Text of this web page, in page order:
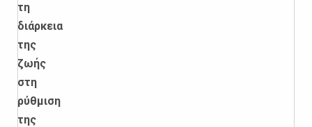
τη
διάρκεια
της
ζωής
στη
ρύθμιση
της